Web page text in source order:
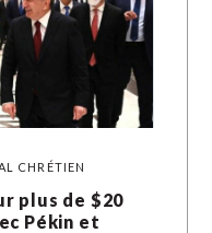
CHRÉTIEN
plus de $20
Pékin et